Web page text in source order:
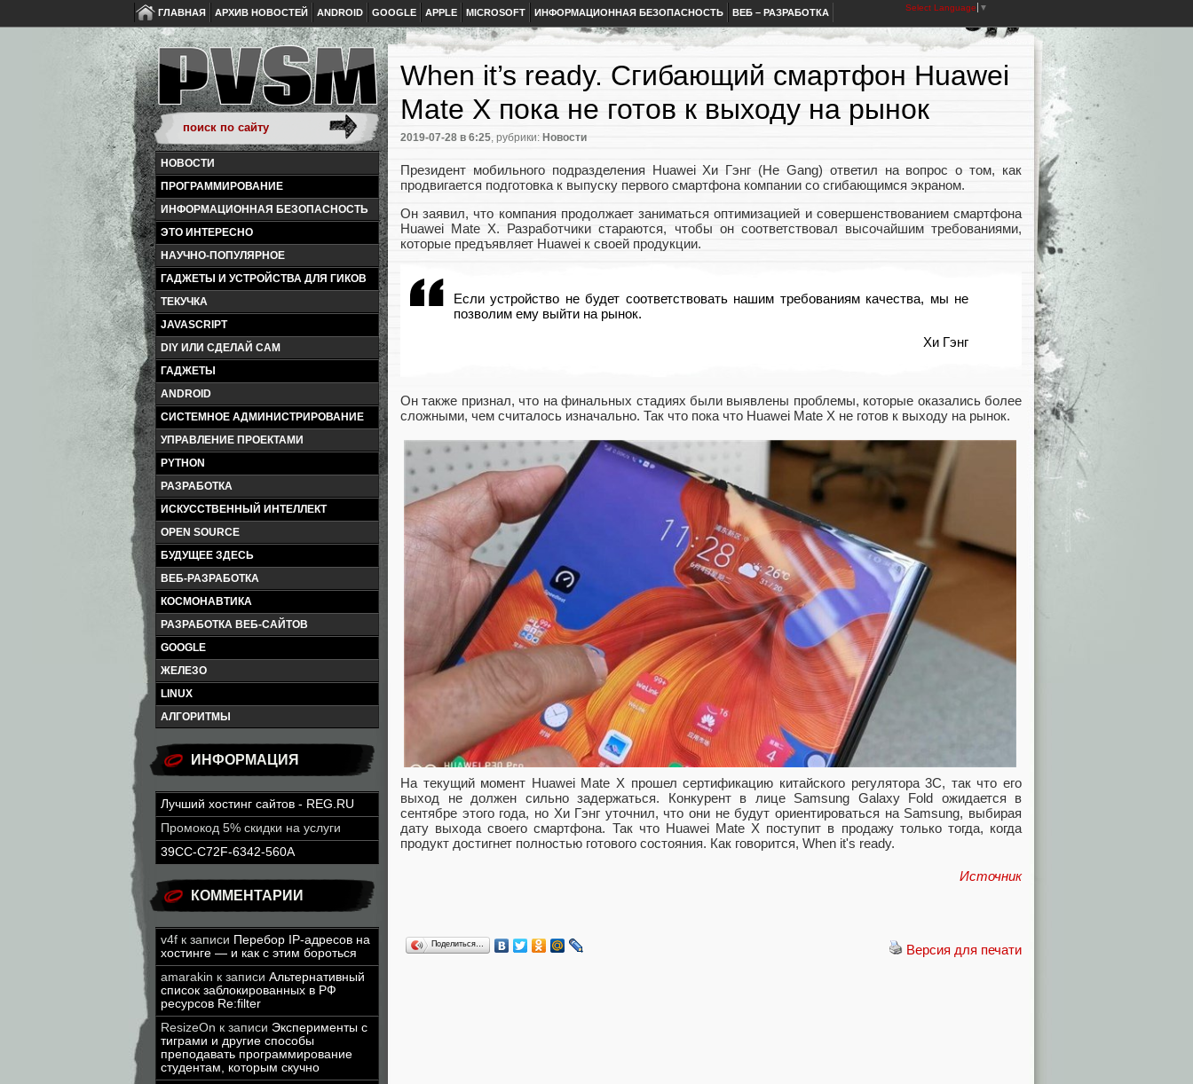
ГЛАВНАЯ АРХИВ НОВОСТЕЙ ANDROID GOOGLE APPLE MICROSOFT ИНФОРМАЦИОННАЯ БЕЗОПАСНОСТЬ ВЕБ – РАЗРАБОТКА Select Language ▼
НОВОСТИ
ПРОГРАММИРОВАНИЕ
ИНФОРМАЦИОННАЯ БЕЗОПАСНОСТЬ
ЭТО ИНТЕРЕСНО
НАУЧНО-ПОПУЛЯРНОЕ
ГАДЖЕТЫ И УСТРОЙСТВА ДЛЯ ГИКОВ
ТЕКУЧКА
JAVASCRIPT
DIY ИЛИ СДЕЛАЙ САМ
ГАДЖЕТЫ
ANDROID
СИСТЕМНОЕ АДМИНИСТРИРОВАНИЕ
УПРАВЛЕНИЕ ПРОЕКТАМИ
PYTHON
РАЗРАБОТКА
ИСКУССТВЕННЫЙ ИНТЕЛЛЕКТ
OPEN SOURCE
БУДУЩЕЕ ЗДЕСЬ
ВЕБ-РАЗРАБОТКА
КОСМОНАВТИКА
РАЗРАБОТКА ВЕБ-САЙТОВ
GOOGLE
ЖЕЛЕЗО
LINUX
АЛГОРИТМЫ
ИНФОРМАЦИЯ
Лучший хостинг сайтов - REG.RU
Промокод 5% скидки на услуги
39CC-C72F-6342-560A
КОММЕНТАРИИ
v4f к записи Перебор IP-адресов на
хостинге — и как с этим бороться
amarakin к записи Альтернативный
список заблокированных в РФ
ресурсов Re:filter
ResizeOn к записи Эксперименты с
тиграми и другие способы
преподавать программирование
студентам, которым скучно
When it’s ready. Сгибающий смартфон Huawei
Mate X пока не готов к выходу на рынок
2019-07-28 в 6:25, рубрики: Новости
Президент мобильного подразделения Huawei Хи Гэнг (He Gang) ответил на вопрос о том, как
продвигается подготовка к выпуску первого смартфона компании со сгибающимся экраном.
Он заявил, что компания продолжает заниматься оптимизацией и совершенствованием смартфона
Huawei Mate X. Разработчики стараются, чтобы он соответствовал высочайшим требованиями,
которые предъявляет Huawei к своей продукции.
Если устройство не будет соответствовать нашим требованиям качества, мы не
позволим ему выйти на рынок.
Хи Гэнг
Он также признал, что на финальных стадиях были выявлены проблемы, которые оказались более
сложными, чем считалось изначально. Так что пока что Huawei Mate X не готов к выходу на рынок.
На текущий момент Huawei Mate X прошел сертификацию китайского регулятора 3C, так что его
выход не должен сильно задержаться. Конкурент в лице Samsung Galaxy Fold ожидается в
сентябре этого года, но Хи Гэнг уточнил, что они не будут ориентироваться на Samsung, выбирая
дату выхода своего смартфона. Так что Huawei Mate X поступит в продажу только тогда, когда
продукт достигнет полностью готового состояния. Как говорится, When it's ready.
Источник
Версия для печати
Поделиться…